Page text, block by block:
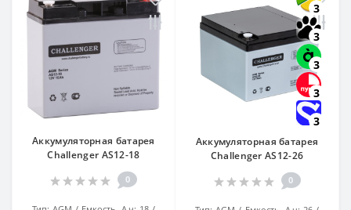
Аккумуляторная батарея
Challenger AS12-18
0
3
3
3
3
3
Аккумуляторная батарея
Challenger AS12-26
0